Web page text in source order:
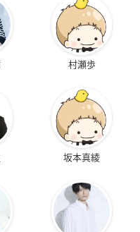
村瀬歩
坂本真綾